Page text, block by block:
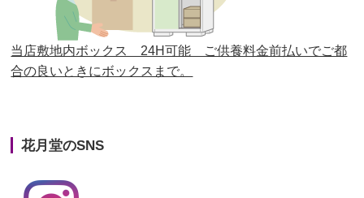
第24回人形供養祭 平成27年11月27日
第23回人形供養祭平成26年12月5日
第22回人形供養祭平成26年4月28日
第20回人形供養祭
第19回人形供養祭
当店敷地内ボックス 24H可能 ご供養料金前払いでご都
合の良いときにボックスまで。
花月堂のSNS